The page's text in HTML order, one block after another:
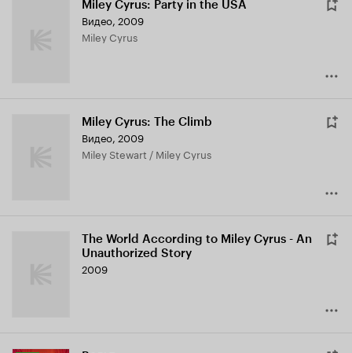
Miley Cyrus: Party in the USA
Видео, 2009
Miley Cyrus
Miley Cyrus: The Climb
Видео, 2009
Miley Stewart / Miley Cyrus
The World According to Miley Cyrus - An
Unauthorized Story
2009